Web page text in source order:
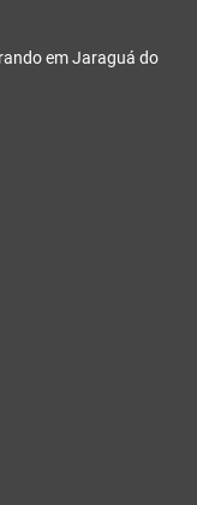
em Jaraguá do